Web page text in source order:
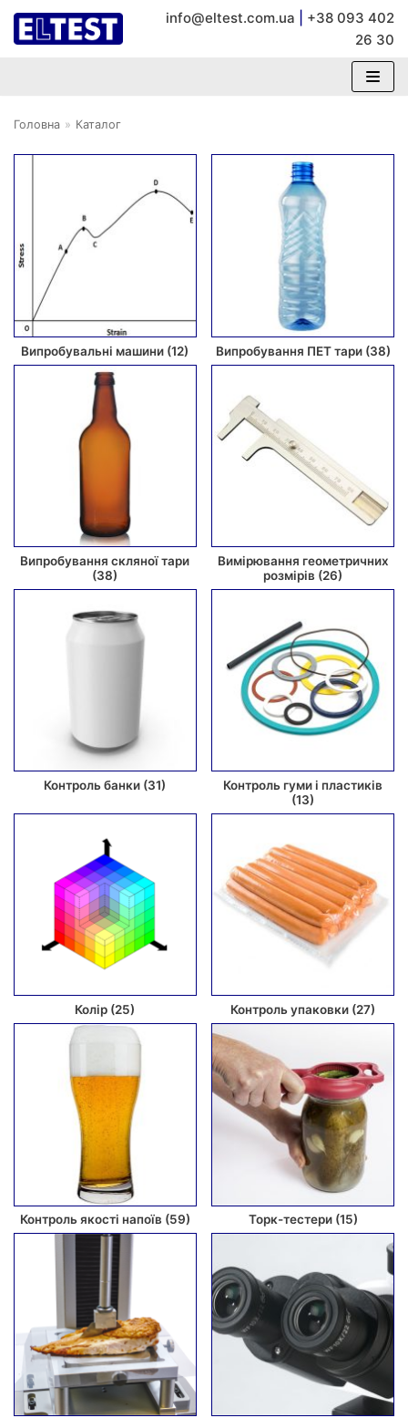
Перейти
до
info@eltest.com.ua
+38 093 402
26 30
Головна » Каталог
Випробувальні машини (12) Випробування ПЕТ тари (38)
Випробування скляної тари
(38)
Вимірювання геометричних
розмірів (26)
Контроль банки (31)
Контроль гуми і пластиків
(13)
Колір (25) Контроль упаковки (27)
Контроль якості напоїв (59) Торк-тестери (15)